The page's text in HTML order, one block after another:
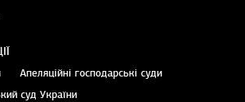
Апеляційні господарські суди
суд України